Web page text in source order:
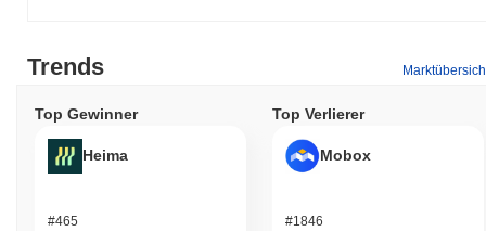
Trends
Top Gewinner
Heima
#465
Top Verlierer
Mobox
#1846